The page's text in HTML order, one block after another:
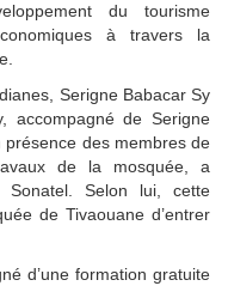
du tourisme
à travers la
Serigne Babacar Sy
accompagné de Serigne
présence des membres de
de la mosquée, a
Selon lui, cette
de Tivaouane d’entrer
d’une formation gratuite